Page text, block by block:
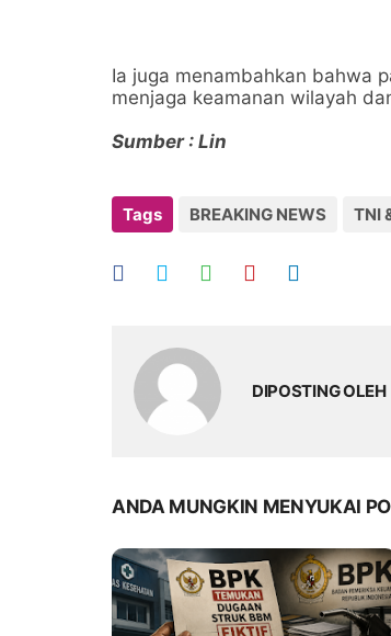
Ia juga menambahkan bahwa
menjaga keamanan wilayah
Sumber : Lin
Tags BREAKING NEWS TNI
DIPOSTING OLEH
ANDA MUNGKIN MENYUKAI